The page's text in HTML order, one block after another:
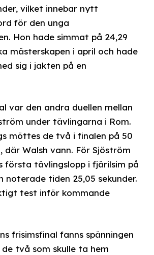
vilket innebar nytt
för den unga
Hon hade simmat på 24,29
mästerskapen i april och hade
sig i jakten på en
var den andra duellen mellan
under tävlingarna i Rom.
möttes de två i finalen på 50
där Walsh vann. För Sjöström
första tävlingslopp i fjärilsim på
noterade tiden 25,05 sekunder.
test inför kommande
frisimsfinal fanns spänningen
två som skulle ta hem